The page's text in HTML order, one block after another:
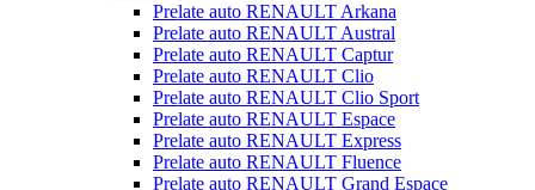
Prelate auto RENAULT Arkana
Prelate auto RENAULT Austral
Prelate auto RENAULT Captur
Prelate auto RENAULT Clio
Prelate auto RENAULT Clio Sport
Prelate auto RENAULT Espace
Prelate auto RENAULT Express
Prelate auto RENAULT Fluence
Prelate auto RENAULT Grand Espace